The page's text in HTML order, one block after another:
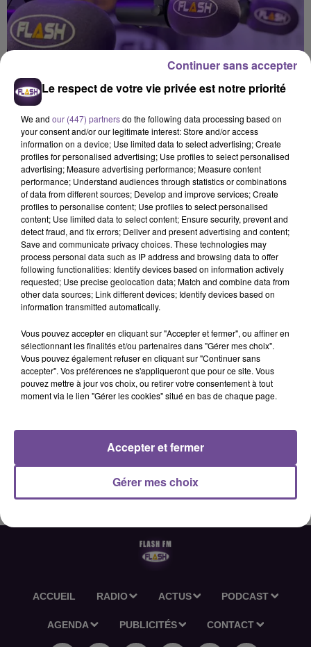
Flash FM
Flash FM Actu-Région
13 février 2026 - 2 min 35 sec
L'ACTU-RÉGION FLASH FM DU 13 02 2026 12H30
L'actu-région Flash FM du 13 02 2026 12h30
ACCUEIL RADIO ACTUS PODCAST
AGENDA PUBLICITÉS CONTACT
Le respect de votre vie privée est notre priorité
We and our (447) partnersdo the following data processing based on
your consent and/or our legitimate interest: Store and/or access
information on a device; Use limited data to select advertising; Create
profiles for personalised advertising; Use profiles to select personalised
advertising; Measure advertising performance; Measure content
performance; Understand audiences through statistics or combinations
of data from different sources; Develop and improve services; Create
profiles to personalise content; Use profiles to select personalised
content; Use limited data to select content; Ensure security, prevent and
detect fraud, and fix errors; Deliver and present advertising and content;
Save and communicate privacy choices. These technologies may
process personal data such as IP address and browsing data to offer
following functionalities: Identify devices based on information actively
requested; Use precise geolocation data; Match and combine data from
other data sources; Link different devices; Identify devices based on
information transmitted automatically.
Vous pouvez accepter en cliquant sur "Accepter et fermer", ou affiner en
sélectionnant les finalités et/ou partenaires dans "Gérer mes choix".
Vous pouvez également refuser en cliquant sur "Continuer sans
accepter". Vos préférences ne s'appliqueront que pour ce site. Vous
pouvez mettre à jour vos choix, ou retirer votre consentement à tout
moment via le lien "Gérer les cookies" situé en bas de chaque page.
Gérer mes choix
Accepter et fermer
Continuer sans accepter